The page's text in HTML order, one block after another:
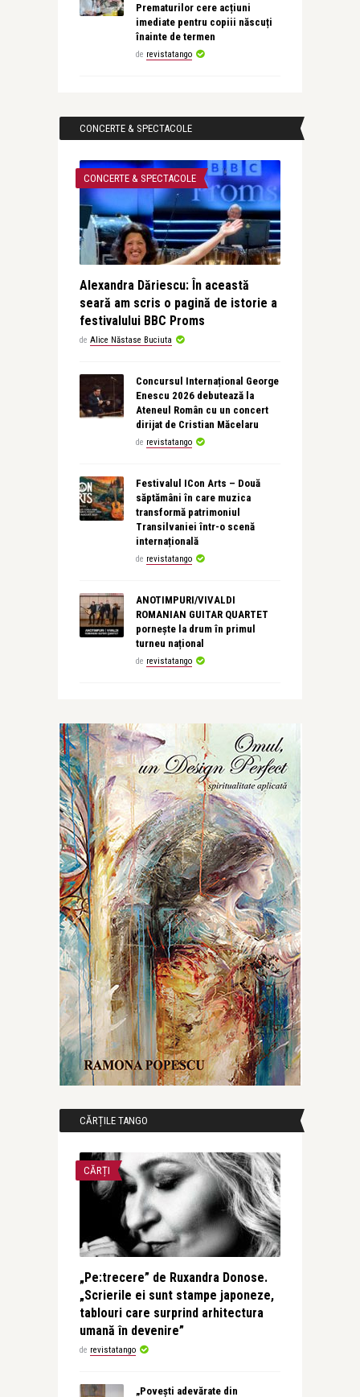
Prematurilor cere acțiuni
imediate pentru copiii născuți
înainte de termen
de revistatango
CONCERTE & SPECTACOLE
CONCERTE & SPECTACOLE
Alexandra Dăriescu: În această
seară am scris o pagină de istorie a
festivalului BBC Proms
de Alice Năstase Buciuta
Concursul Internațional George
Enescu 2026 debutează la
Ateneul Român cu un concert
dirijat de Cristian Măcelaru
de revistatango
Festivalul ICon Arts – Două
săptămâni în care muzica
transformă patrimoniul
Transilvaniei într-o scenă
internațională
de revistatango
ANOTIMPURI/VIVALDI
ROMANIAN GUITAR QUARTET
pornește la drum în primul
turneu național
de revistatango
CĂRȚILE TANGO
CĂRȚI
„Pe:trecere” de Ruxandra Donose.
„Scrierile ei sunt stampe japoneze,
tablouri care surprind arhitectura
umană în devenire”
de revistatango
„Povești adevărate din